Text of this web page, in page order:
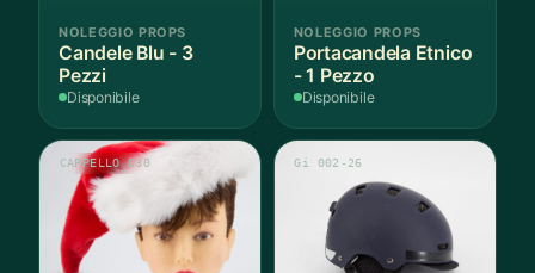
NOLEGGIO PROPS
Candele Blu - 3
Pezzi
Disponibile
NOLEGGIO PROPS
Portacandela Etnico
- 1 Pezzo
Disponibile
CAPPELLO 030 Gi 002-26